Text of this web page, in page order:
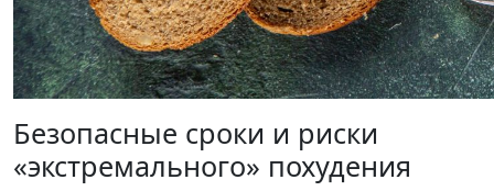
Безопасные сроки и риски
«экстремального» похудения